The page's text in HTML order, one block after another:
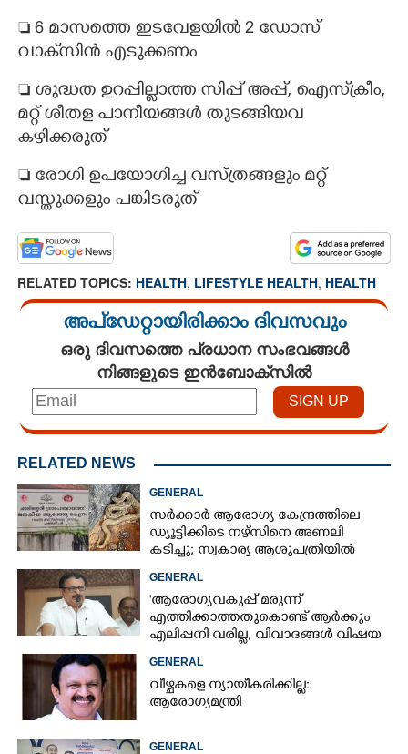
 6 മാസത്തെ ഇടവേളയിൽ 2 ഡോസ്
വാക്‌സിൻ എടുക്കണം
 ശുദ്ധത ഉറപ്പില്ലാത്ത സിപ്പ് അപ്പ്, ഐസ്‌ക്രീം,
മറ്റ് ശീതള പാനീയങ്ങൾ തുടങ്ങിയവ
കഴിക്കരുത്
 രോഗി ഉപയോഗിച്ച വസ്ത്രങ്ങളും മറ്റ്
വസ്തുക്കളും പങ്കിടരുത്
RELATED TOPICS: HEALTH, LIFESTYLE HEALTH, HEALTH
അപ്ഡേറ്റായിരിക്കാം ദിവസവും
ഒരു ദിവസത്തെ പ്രധാന സംഭവങ്ങൾ
നിങ്ങളുടെ ഇൻബോക്സിൽ
RELATED NEWS
GENERAL
സർക്കാർ ആരോഗ്യ കേന്ദ്രത്തിലെ
ഡ്യൂട്ടിക്കിടെ നഴ്സിനെ അണലി
കടിച്ചു; സ്വകാര്യ ആശുപത്രിയിൽ
GENERAL
'ആരോഗ്യവകുപ്പ് മരുന്ന്
എത്തിക്കാത്തതുകൊണ്ട് ആർക്കും
എലിപ്പനി വരില്ല, വിവാദങ്ങൾ വിഷയ
GENERAL
വീഴ്ചകളെ ന്യായീകരിക്കില്ല:
ആരോഗ്യമന്ത്രി
GENERAL